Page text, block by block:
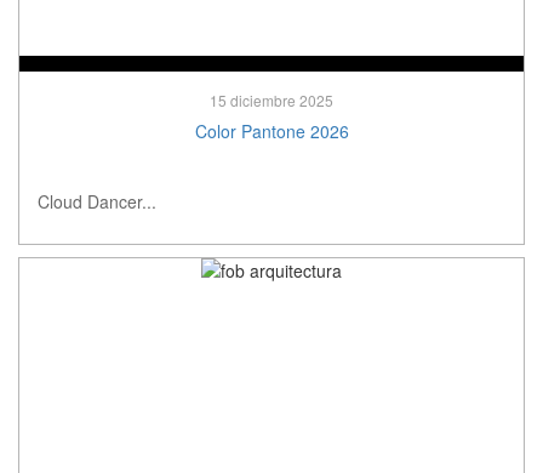
15 diciembre 2025
Color Pantone 2026
Cloud Dancer...